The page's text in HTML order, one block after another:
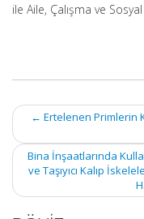
ile Aile, Çalışma ve
Post
navigation
← Ertelenen Primlerin
Bina İnşaatlarında
ve Taşıyıcı Kalıp